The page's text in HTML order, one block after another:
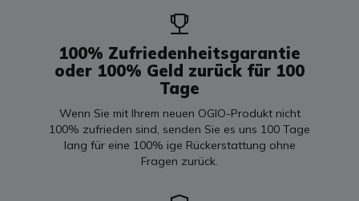
100% Zufriedenheitsgarantie
oder 100% Geld zurück für 100
Tage
Wenn Sie mit Ihrem neuen OGIO-Produkt nicht
100% zufrieden sind, senden Sie es uns 100 Tage
lang für eine 100% ige Rückerstattung ohne
Fragen zurück.